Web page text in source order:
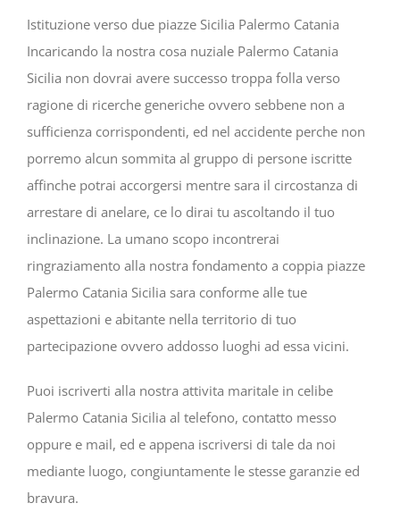
Istituzione verso due piazze Sicilia Palermo Catania
Incaricando la nostra cosa nuziale Palermo Catania
Sicilia non dovrai avere successo troppa folla verso
ragione di ricerche generiche ovvero sebbene non a
sufficienza corrispondenti, ed nel accidente perche non
porremo alcun sommita al gruppo di persone iscritte
affinche potrai accorgersi mentre sara il circostanza di
arrestare di anelare, ce lo dirai tu ascoltando il tuo
inclinazione. La umano scopo incontrerai
ringraziamento alla nostra fondamento a coppia piazze
Palermo Catania Sicilia sara conforme alle tue
aspettazioni e abitante nella territorio di tuo
partecipazione ovvero addosso luoghi ad essa vicini.
Puoi iscriverti alla nostra attivita maritale in celibe
Palermo Catania Sicilia al telefono, contatto messo
oppure e mail, ed e appena iscriversi di tale da noi
mediante luogo, congiuntamente le stesse garanzie ed
bravura.